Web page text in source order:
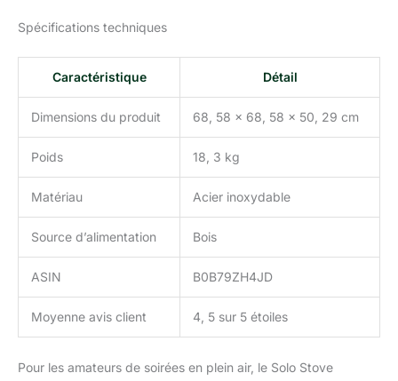
cendres et vider son
UTILISER ET PORTABLE:
ce réchaud de camping
ne requiert aucune pièce
ni aucun assemblage!
Transportez-le de votre
terrasse jusqu'au
camping ou pour un
pique-nique ! Le brasero
de 68,5 cm, avec une
hauteur 43 cm est idéal
Spécifications techniques
Caractéristique Détail
Dimensions du produit 68, 58 x 68, 58 x 50, 29 cm
Poids 18, 3 kg
Matériau Acier inoxydable
Source d’alimentation Bois
ASIN B0B79ZH4JD
Moyenne avis client 4, 5 sur 5 étoiles
Pour les amateurs de soirées en plein air, le Solo Stove